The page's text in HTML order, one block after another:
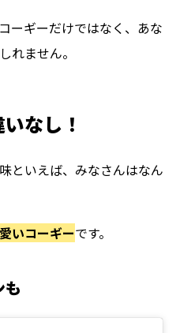
ーギーだけではなく、 あな
れません。
なし！
といえば、みなさんはなん
いコーギーです。